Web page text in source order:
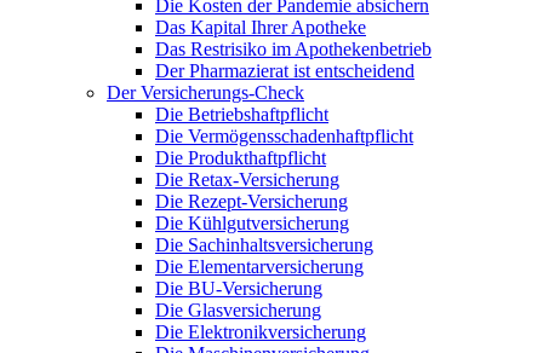
Die Kosten der Pandemie absichern
Das Kapital Ihrer Apotheke
Das Restrisiko im Apothekenbetrieb
Der Pharmazierat ist entscheidend
Der Versicherungs-Check
Die Betriebshaftpflicht
Die Vermögensschadenhaftpflicht
Die Produkthaftpflicht
Die Retax-Versicherung
Die Rezept-Versicherung
Die Kühlgutversicherung
Die Sachinhaltsversicherung
Die Elementarversicherung
Die BU-Versicherung
Die Glasversicherung
Die Elektronikversicherung